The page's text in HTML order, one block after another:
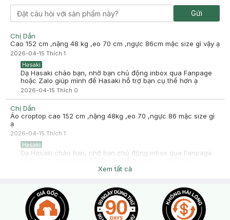
Gửi
Chị Dần
Cao 152 cm ,nặng 48 kg ,eo 70 cm ,ngực 86cm mặc size gì vậy ạ
2026-04-15 Thích 1
Hasaki
Dạ Hasaki chào bạn, nhờ bạn chủ động inbox qua Fanpage
hoặc Zalo giúp mình để Hasaki hỗ trợ bạn cụ thể hơn ạ
2026-04-15 Thích 0
Chị Dần
Áo croptop cao 152 cm ,nặng 48kg ,eo 70 ,ngực 86 mặc size gì
ạ
2026-04-15 Thích 1
Hasaki
Dạ Hasaki chào bạn, nhờ bạn chủ động inbox qua Fanpage
Xem tất cả